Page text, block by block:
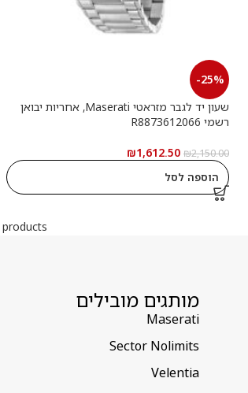
-25%
שעון יד לגבר מזראטי Maserati, אחריות יבואן
רשמי R8873612066
₪2,150.00
₪1,612.50
הוספה לסל
מותגים מובילים
Maserati
Sector Nolimits
Velentia